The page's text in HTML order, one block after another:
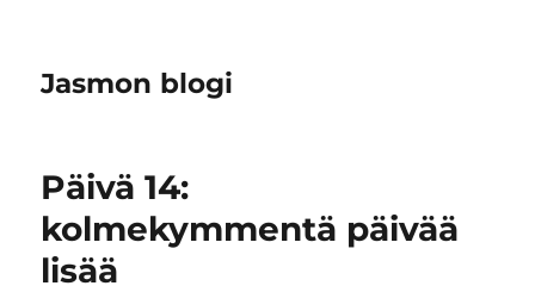
Jasmon blogi
Päivä 14:
kolmekymmentä päivää
lisää